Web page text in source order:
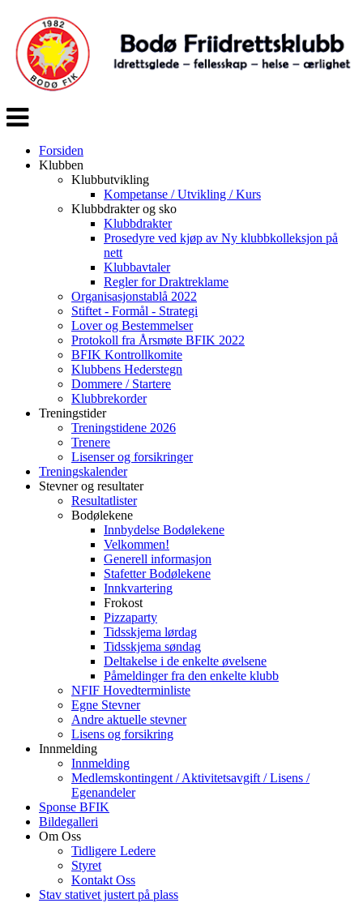
Veksle
navigasjon
Forsiden
Klubben
Klubbutvikling
Kompetanse / Utvikling / Kurs
Klubbdrakter og sko
Klubbdrakter
Prosedyre ved kjøp av Ny klubbkolleksjon på
nett
Klubbavtaler
Regler for Draktreklame
Organisasjonstablå 2022
Stiftet - Formål - Strategi
Lover og Bestemmelser
Protokoll fra Årsmøte BFIK 2022
BFIK Kontrollkomite
Klubbens Hederstegn
Dommere / Startere
Klubbrekorder
Treningstider
Treningstidene 2026
Trenere
Lisenser og forsikringer
Treningskalender
Stevner og resultater
Resultatlister
Bodølekene
Innbydelse Bodølekene
Velkommen!
Generell informasjon
Stafetter Bodølekene
Innkvartering
Frokost
Pizzaparty
Tidsskjema lørdag
Tidsskjema søndag
Deltakelse i de enkelte øvelsene
Påmeldinger fra den enkelte klubb
NFIF Hovedterminliste
Egne Stevner
Andre aktuelle stevner
Lisens og forsikring
Innmelding
Innmelding
Medlemskontingent / Aktivitetsavgift / Lisens /
Egenandeler
Sponse BFIK
Bildegalleri
Om Oss
Tidligere Ledere
Styret
Kontakt Oss
Stav stativet justert på plass